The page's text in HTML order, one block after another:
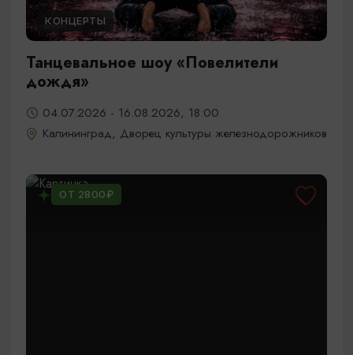
КОНЦЕРТЫ
Танцевальное шоу «Повелители
дождя»
04.07.2026 - 16.08.2026, 18:00
Калининград, Дворец культуры железнодорожников
ОТ 2800₽